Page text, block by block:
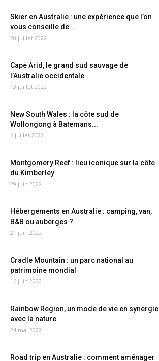
Skier en Australie : une expérience que l’on
vous conseille de...
20 juillet 2022
Cape Arid, le grand sud sauvage de
l’Australie occidentale
13 juillet 2022
New South Wales : la côte sud de
Wollongong à Batemans...
6 juillet 2022
Montgomery Reef : lieu iconique sur la côte
du Kimberley
29 juin 2022
Hébergements en Australie : camping, van,
B&B ou auberges ?
21 juin 2022
Cradle Mountain : un parc national au
patrimoine mondial
16 juin 2022
Rainbow Region, un mode de vie en synergie
avec la nature
24 mai 2022
Road trip en Australie : comment aménager